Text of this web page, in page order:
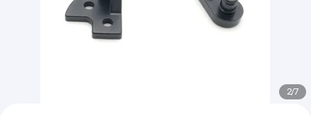
2/7